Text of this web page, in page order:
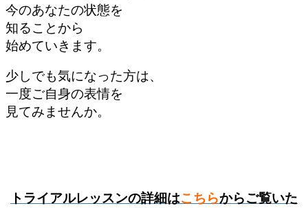
今のあなたの状態を
知ることから
始めていきます。
少しでも気になった方は、
一度ご自身の表情を
見てみませんか。
トライアルレッスンの詳細はこちらからご覧いた